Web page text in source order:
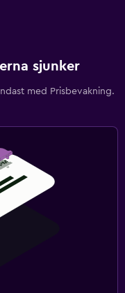
sjunker
med Prisbevakning.